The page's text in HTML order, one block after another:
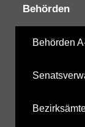
Behörden
Behörden